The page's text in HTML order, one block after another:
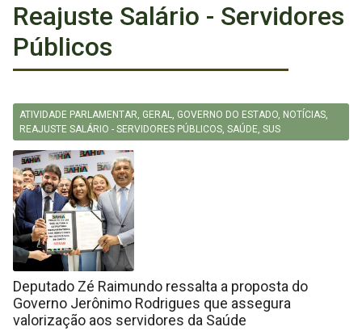
Reajuste Salário - Servidores
Públicos
ATIVIDADE PARLAMENTAR, GERAL, GOVERNO DO ESTADO, NOTÍCIAS,
REAJUSTE SALÁRIO - SERVIDORES PÚBLICOS, SAÚDE, SUS
Deputado Zé Raimundo ressalta a proposta do
Governo Jerônimo Rodrigues que assegura
valorização aos servidores da Saúde